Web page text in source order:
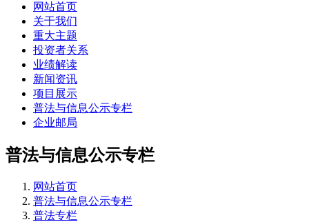
网站首页
关于我们
重大主题
投资者关系
业绩解读
新闻资讯
项目展示
普法与信息公示专栏
企业邮局
普法与信息公示专栏
网站首页
普法与信息公示专栏
普法专栏